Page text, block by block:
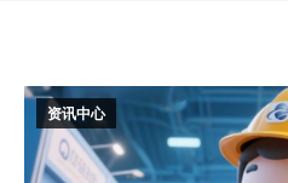
资讯中心